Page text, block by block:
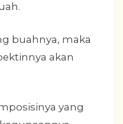
buahnya, maka
akan
yang